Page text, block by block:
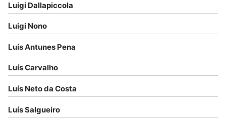
Luigi Dallapiccola
Luigi Nono
Luís Antunes Pena
Luís Carvalho
Luís Neto da Costa
Luís Salgueiro